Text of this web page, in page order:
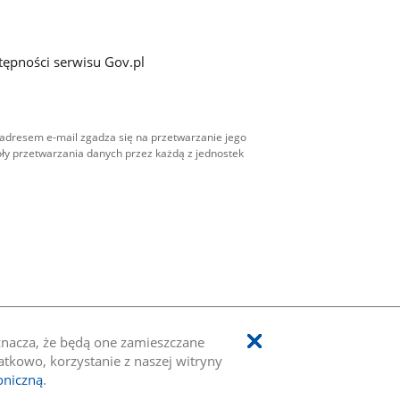
że będą one zamieszczane
korzystanie z naszej witryny
.
serwisu Gov.pl
e-mail zgadza się na przetwarzanie jego
przetwarzania danych przez każdą z jednostek